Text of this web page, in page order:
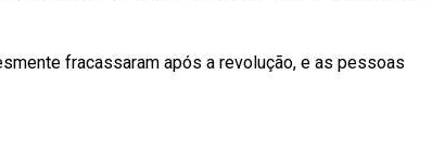
fracassaram após a revolução, e as pessoas